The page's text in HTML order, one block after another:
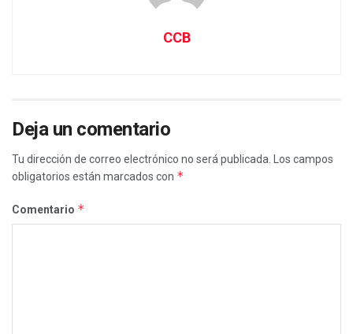
CCB
Deja un comentario
Tu dirección de correo electrónico no será publicada.
Los campos
obligatorios están marcados con *
Comentario *